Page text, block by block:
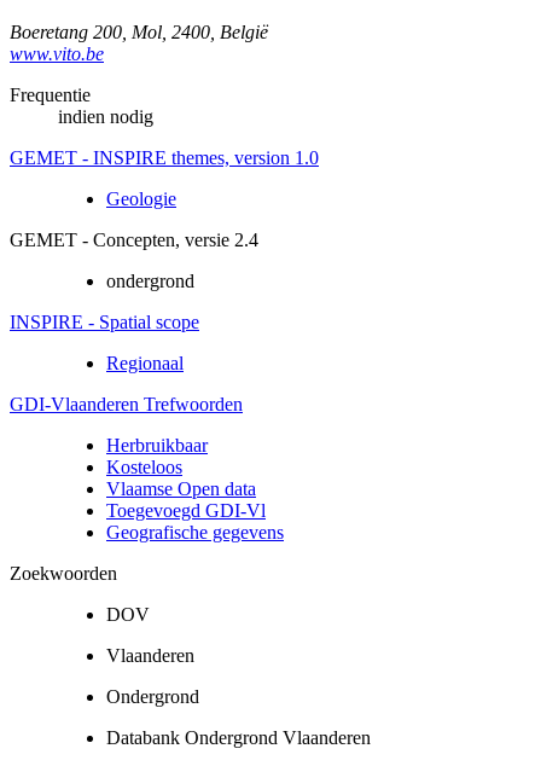
Boeretang 200 Mol 2400 België
www.vito.be
Frequentie
indien nodig
GEMET - INSPIRE themes, version 1.0
Geologie
GEMET - Concepten, versie 2.4
ondergrond
INSPIRE - Spatial scope
Regionaal
GDI-Vlaanderen Trefwoorden
Herbruikbaar
Kosteloos
Vlaamse Open data
Toegevoegd GDI-Vl
Geografische gegevens
Zoekwoorden
DOV
Vlaanderen
Ondergrond
Databank Ondergrond Vlaanderen